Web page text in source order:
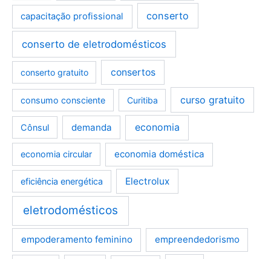
capacitação profissional conserto
conserto de eletrodomésticos
conserto gratuito consertos
consumo consciente Curitiba curso gratuito
Cônsul demanda economia
economia circular economia doméstica
eficiência energética Electrolux
eletrodomésticos
empoderamento feminino empreendedorismo